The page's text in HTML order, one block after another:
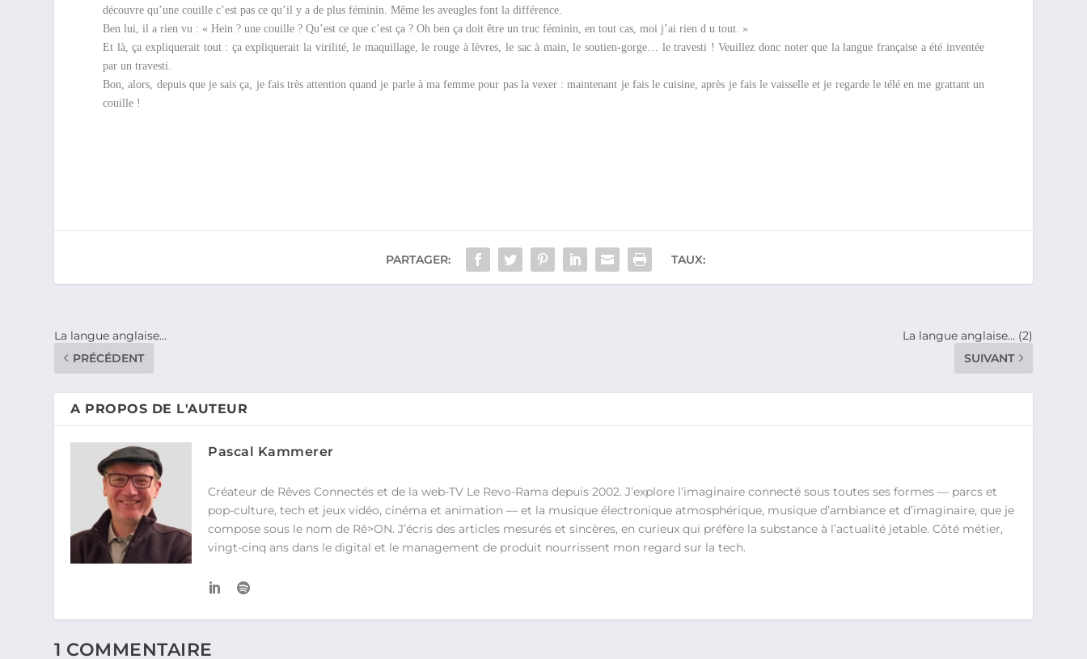
découvre qu’une couille c’est pas ce qu’il y a de plus féminin. Même les aveugles font la différence.
Ben lui, il a rien vu : « Hein ? une couille ? Qu’est ce que c’est ça ? Oh ben ça doit être un truc féminin, en tout cas, moi j’ai rien du tout. »
Et là, ça expliquerait tout : ça expliquerait la virilité, le maquillage, le rouge à lèvres, le sac à main, le soutien-gorge… le travesti ! Veuillez donc noter que la langue française a été inventée
par un travesti.
Bon, alors, depuis que je sais ça, je fais très attention quand je parle à ma femme pour pas la vexer : maintenant je fais le cuisine, après je fais le vaisselle et je regarde le télé en me grattant un
couille !
PARTAGER: TAUX:
La langue anglaise…
PRÉCÉDENT
La langue anglaise… (2)
SUIVANT
A PROPOS DE L'AUTEUR
Pascal Kammerer
Créateur de Rêves Connectés et de la web-TV Le Revo-Rama depuis 2002. J’explore l’imaginaire connecté sous toutes ses formes — parcs et
pop-culture, tech et jeux vidéo, cinéma et animation — et la musique électronique atmosphérique, musique d’ambiance et d’imaginaire, que je
compose sous le nom de Rê>ON. J’écris des articles mesurés et sincères, en curieux qui préfère la substance à l’actualité jetable. Côté métier,
vingt-cinq ans dans le digital et le management de produit nourrissent mon regard sur la tech.
1 COMMENTAIRE